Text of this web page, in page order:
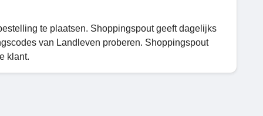
te plaatsen. Shoppingspout geeft dagelijks
van Landleven proberen. Shoppingspout
klant.